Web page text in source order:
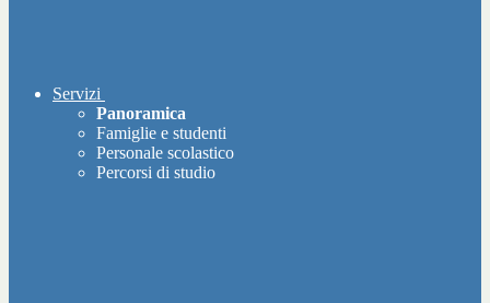
Servizi
Panoramica
Famiglie e studenti
Personale scolastico
Percorsi di studio